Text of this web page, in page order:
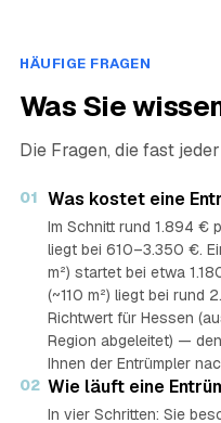
HÄUFIGE FRAGEN
Was Sie
Die Fragen, die fast
01 Was kostet eine
Im Schnitt rund 1.894 €
liegt bei 610–3.350 €.
m²) startet bei etwa
(~110 m²) liegt bei rund
Richtwert für Hessen
Region abgeleitet) —
Ihnen der Entrümpler
02 Wie läuft eine
In vier Schritten: Sie